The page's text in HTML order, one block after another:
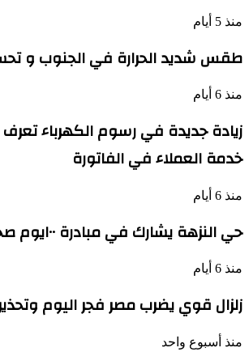
منذ 5 أيام
طقس شديد الحرارة في الجنوب و
منذ 6 أيام
زيادة جديدة في رسوم الكهرباء
خدمة العملاء في الفاتورة
منذ 6 أيام
حي النزهة يشارك في مبادرة ١٠٠يوم صحة
منذ 6 أيام
زلزال قوي يضرب مصر فجر اليوم
منذ أسبوع واحد